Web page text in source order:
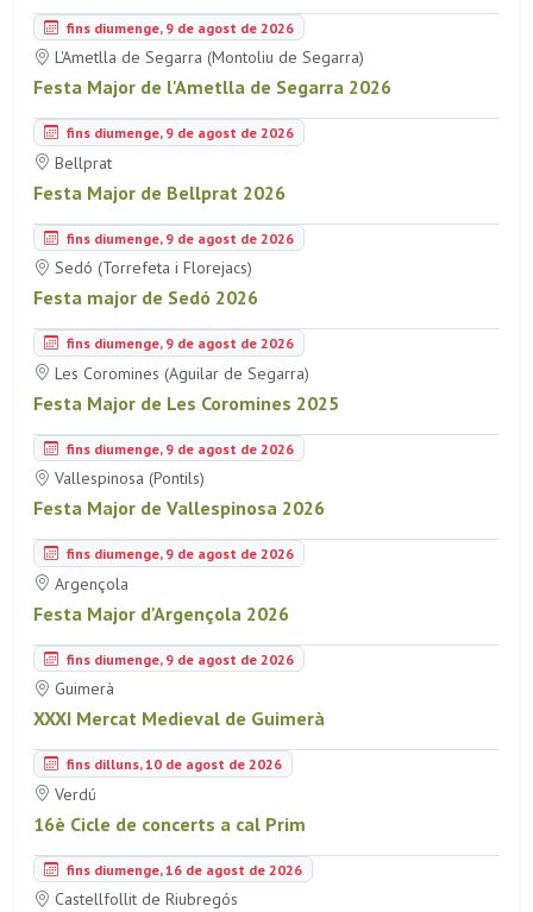
fins diumenge, 9 de agost de 2026
L'Ametlla de Segarra (Montoliu de Segarra)
Festa Major de l'Ametlla de Segarra 2026
fins diumenge, 9 de agost de 2026
Bellprat
Festa Major de Bellprat 2026
fins diumenge, 9 de agost de 2026
Sedó (Torrefeta i Florejacs)
Festa major de Sedó 2026
fins diumenge, 9 de agost de 2026
Les Coromines (Aguilar de Segarra)
Festa Major de Les Coromines 2025
fins diumenge, 9 de agost de 2026
Vallespinosa (Pontils)
Festa Major de Vallespinosa 2026
fins diumenge, 9 de agost de 2026
Argençola
Festa Major d'Argençola 2026
fins diumenge, 9 de agost de 2026
Guimerà
XXXI Mercat Medieval de Guimerà
fins dilluns, 10 de agost de 2026
Verdú
16è Cicle de concerts a cal Prim
fins diumenge, 16 de agost de 2026
Castellfollit de Riubregós